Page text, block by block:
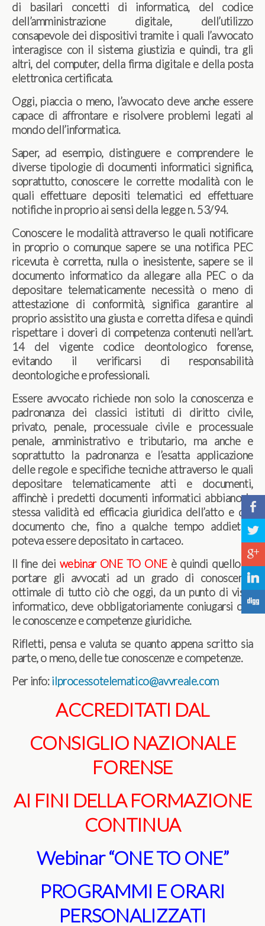
di basilari concetti di informatica, del codice
dell’amministrazione digitale, dell’utilizzo
consapevole dei dispositivi tramite i quali l’avvocato
interagisce con il sistema giustizia e quindi, tra gli
altri, del computer, della firma digitale e della posta
elettronica certificata.
Oggi, piaccia o meno, l’avvocato deve anche essere
capace di affrontare e risolvere problemi legati al
mondo dell’informatica.
Saper, ad esempio, distinguere e comprendere le
diverse tipologie di documenti informatici significa,
soprattutto, conoscere le corrette modalità con le
quali effettuare depositi telematici ed effettuare
notifiche in proprio ai sensi della legge n. 53/94.
Conoscere le modalità attraverso le quali notificare
in proprio o comunque sapere se una notifica PEC
ricevuta è corretta, nulla o inesistente, sapere se il
documento informatico da allegare alla PEC o da
depositare telematicamente necessità o meno di
attestazione di conformità, significa garantire al
proprio assistito una giusta e corretta difesa e quindi
rispettare i doveri di competenza contenuti nell’art.
14 del vigente codice deontologico forense,
evitando il verificarsi di responsabilità
deontologiche e professionali.
Essere avvocato richiede non solo la conoscenza e
padronanza dei classici istituti di diritto civile,
privato, penale, processuale civile e processuale
penale, amministrativo e tributario, ma anche e
soprattutto la padronanza e l’esatta applicazione
delle regole e specifiche tecniche attraverso le quali
depositare telematicamente atti e documenti,
affinchè i predetti documenti informatici abbiano la
stessa validità ed efficacia giuridica dell’atto e del
documento che, fino a qualche tempo addietro,
poteva essere depositato in cartaceo.
Il fine dei webinar ONE TO ONEè quindi quello di
portare gli avvocati ad un grado di conoscenza
ottimale di tutto ciò che oggi, da un punto di vista
informatico, deve obbligatoriamente coniugarsi con
le conoscenze e competenze giuridiche.
Rifletti, pensa e valuta se quanto appena scritto sia
parte, o meno, delle tue conoscenze e competenze.
Per info:ilprocessotelematico@avvreale.com
ACCREDITATI DAL
CONSIGLIO NAZIONALE
FORENSE
AI FINI DELLA FORMAZIONE
CONTINUA
Webinar “ONE TO ONE”
PROGRAMMI E ORARI
PERSONALIZZATI
b
a
c
j
F